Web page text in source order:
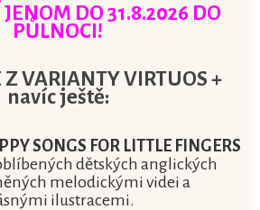
DO 31.8.2026 DO
PŮLNOCI!
VARIANTY VIRTUOS +
navíc ještě:
SONGS FOR LITTLE FINGERS
dětských anglických
melodickými videi a
ilustracemi.